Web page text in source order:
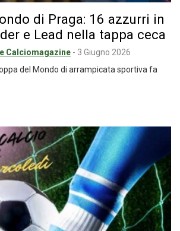
di Praga: 16 azzurri in
e Lead nella tappa ceca
Calciomagazine - 3 Giugno 2026
del Mondo di arrampicata sportiva fa